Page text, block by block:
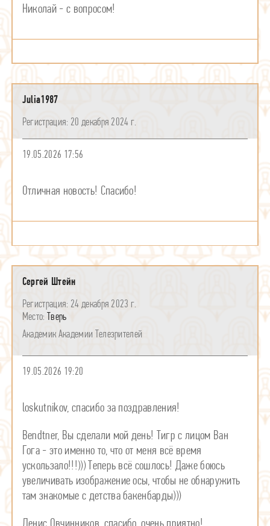
Николай - с вопросом!
Julia1987
20 декабря 2024 г.
19.05.2026 17:56
Отличная новость! Спасибо!
Сергей Штейн
24 декабря 2023 г.
Тверь
Академик Академии Телезрителей
19.05.2026 19:20
loskutnikov, спасибо за поздравления!
Bendtner, Вы сделали мой день! Тигр с лицом Ван
Гога - это именно то, что от меня всё время
ускользало!!!))) Теперь всё сошлось! Даже боюсь
увеличивать изображение осы, чтобы не обнаружить
там знакомые с детства бакенбарды)))